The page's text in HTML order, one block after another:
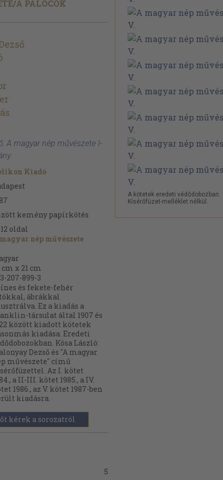
A PALÓCOK
A magyar nép művészete I-
Kiadó
kemény papírkötés
oldal
nép művészete
cm x 21 cm
207-899-3
és fekete-fehér
ábrákkal
Ez a kiadás a
társulat által 1907 és
között kiadott kötetek
kiadása. Eredeti
Kósa László:
Dezső és "A magyar
művészete" című
Az I. kötet
a II-III. kötet 1985., a IV.
1986., az V. kötet 1987-ben
kiadásra.
kérek a sorozatról
5
A kötetek eredeti védődobozban.
Kísérőfüzet-melléklet nélkül.